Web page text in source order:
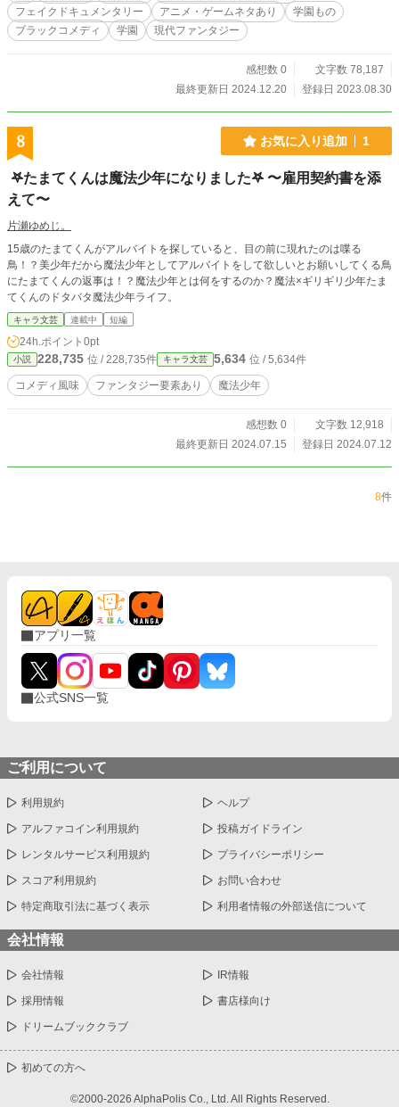
フェイクドキュメンタリー
アニメ・ゲームネタあり
学園もの
ブラックコメディ
学園 現代ファンタジー
感想数 0
文字数 78,187
最終更新日 2024.12.20
登録日 2023.08.30
8 お気に入り追加 1
‎ 𖤐たまてくん‎は魔法少年になりました𖤐 〜雇用契約書を添
えて〜
片瀬ゆめじ。
15歳のたまてくんがアルバイトを探していると、目の前に現れたのは喋る
鳥！？美少年だから魔法少年としてアルバイトをして欲しいとお願いしてくる鳥
にたまてくんの返事は！？魔法少年とは何をするのか？魔法×ギリギリ少年たま
てくんのドタバタ魔法少年ライフ。
キャラ文芸 連載中 短編
24h.ポイント 0pt
小説 228,735 位 / 228,735件 キャラ文芸 5,634 位 / 5,634件
コメディ風味 ファンタジー要素あり 魔法少年
感想数 0
文字数 12,918
最終更新日 2024.07.15
登録日 2024.07.12
8件
アプリ一覧
公式SNS一覧
ご利用について
利用規約 ヘルプ
アルファコイン利用規約 投稿ガイドライン
レンタルサービス利用規約 プライバシーポリシー
スコア利用規約 お問い合わせ
特定商取引法に基づく表示 利用者情報の外部送信について
会社情報
会社情報 IR情報
採用情報 書店様向け
ドリームブッククラブ
初めての方へ
©2000-2026 AlphaPolis Co., Ltd. All Rights Reserved.